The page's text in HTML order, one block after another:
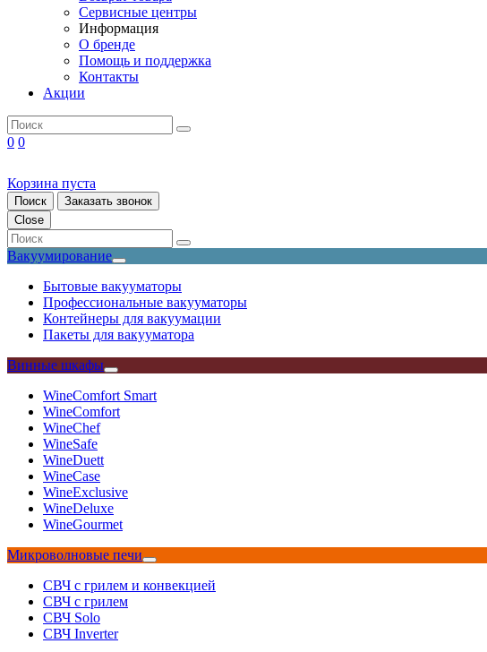
Сервисные центры
Информация
О бренде
Помощь и поддержка
Контакты
Акции
0 0
Корзина пуста
Поиск
Заказать звонок
Close
Вакуумирование
Бытовые вакууматоры
Профессиональные вакууматоры
Контейнеры для вакуумации
Пакеты для вакууматора
Винные шкафы
WineComfort Smart
WineComfort
WineChef
WineSafe
WineDuett
WineCase
WineExclusive
WineDeluxe
WineGourmet
Микроволновые печи
СВЧ с грилем и конвекцией
СВЧ с грилем
СВЧ Solo
СВЧ Inverter